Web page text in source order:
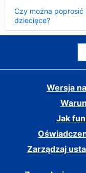
Czy można poprosić
dziecięce?
Wersja
Jak
Zarządzaj